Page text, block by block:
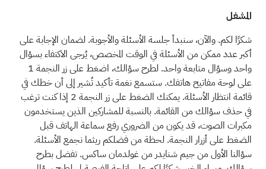
المشغل
شكرًا لكم. والآن، سنبدأ جلسة الأسئلة والأجوبة. لضمان الإجابة على
أكبر عدد ممكن من الأسئلة في الوقت المخصص، يُرجى الاكتفاء بسؤال
واحد وسؤال متابعة واحد. لطرح سؤالك، اضغط على زر النجمة 1
على لوحة مفاتيح هاتفك. ستسمع نغمة تأكيد تُشير إلى أن خطك في
قائمة انتظار الأسئلة. يمكنك الضغط على زر النجمة 2 إذا كنت ترغب
في حذف سؤالك من القائمة. بالنسبة للمشاركين الذين يستخدمون
مكبرات الصوت، قد يكون من الضروري رفع سماعة الهاتف قبل
الضغط على أزرار النجمة. لحظة من فضلكم ريثما نجمع الأسئلة.
سؤالنا الأول من جيم شنايدر من غولدمان ساكس. تفضل بطرح